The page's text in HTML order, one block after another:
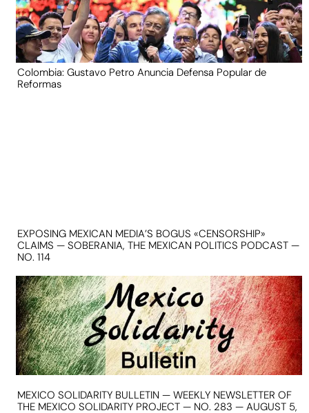
Colombia: Gustavo Petro Anuncia Defensa Popular de
Reformas
EXPOSING MEXICAN MEDIA’S BOGUS «CENSORSHIP»
CLAIMS — SOBERANIA, THE MEXICAN POLITICS PODCAST —
NO. 114
MEXICO SOLIDARITY BULLETIN — WEEKLY NEWSLETTER OF
THE MEXICO SOLIDARITY PROJECT — NO. 283 — AUGUST 5,